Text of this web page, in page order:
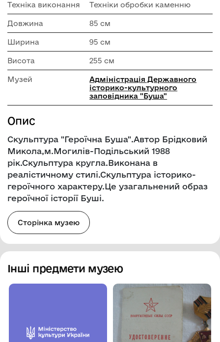
Техніка виконання Техніки обробки каменню
Довжина 85 см
Ширина 95 см
Висота 255 см
Музей
Адміністрація Державного
історико-культурного
заповідника "Буша"
Опис
Скульптура "Героїчна Буша".Автор Брідковий
Микола,м.Могилів-Подільський 1988
рік.Скульптура кругла.Виконана в
реалістичному стилі.Скульптура історико-
героїчного характеру.Це узагальнений образ
героїчної історії Буші.
Сторінка музею
Інші предмети музею